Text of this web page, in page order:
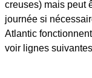
creuses) mais peut
journée si
Atlantic
voir lignes